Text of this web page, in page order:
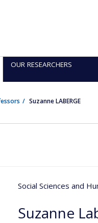
OUR RESEARCHERS
Suzanne LABERGE
Social Sciences and
Suzanne